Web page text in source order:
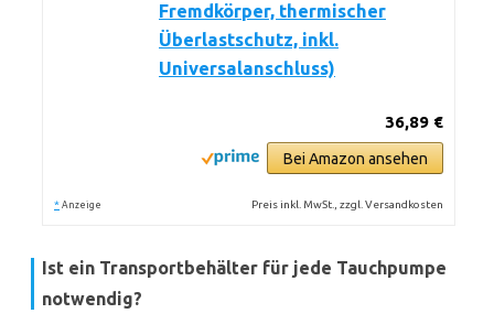
Fremdkörper, thermischer
Überlastschutz, inkl.
Universalanschluss)
36,89 €
Bei Amazon ansehen
* Anzeige Preis inkl. MwSt., zzgl. Versandkosten
Ist ein Transportbehälter für jede Tauchpumpe
notwendig?